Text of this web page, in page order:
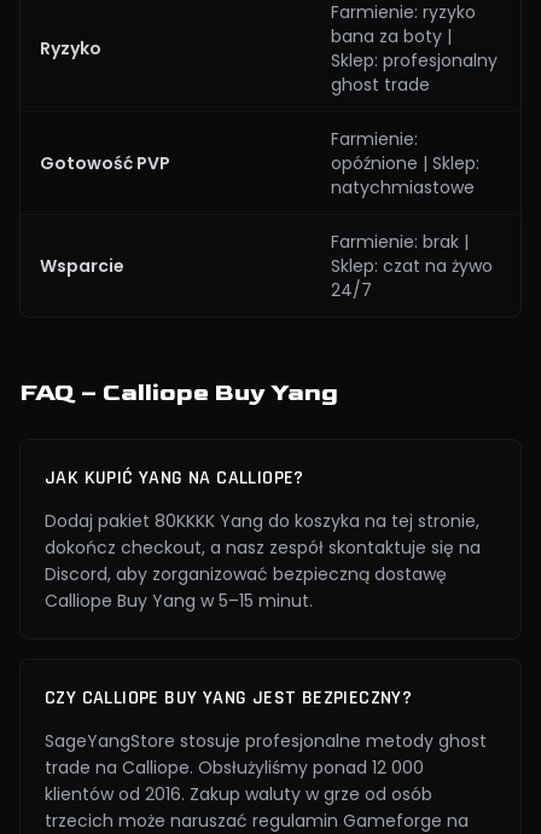
Ryzyko
Farmienie: ryzyko
bana za boty |
Sklep: profesjonalny
ghost trade
Gotowość PVP
Farmienie:
opóźnione | Sklep:
natychmiastowe
Wsparcie
Farmienie: brak |
Sklep: czat na żywo
24/7
FAQ – Calliope Buy Yang
JAK KUPIĆ YANG NA CALLIOPE?
Dodaj pakiet 80KKKK Yang do koszyka na tej stronie,
dokończ checkout, a nasz zespół skontaktuje się na
Discord, aby zorganizować bezpieczną dostawę
Calliope Buy Yang w 5–15 minut.
CZY CALLIOPE BUY YANG JEST BEZPIECZNY?
SageYangStore stosuje profesjonalne metody ghost
trade na Calliope. Obsłużyliśmy ponad 12 000
klientów od 2016. Zakup waluty w grze od osób
trzecich może naruszać regulamin Gameforge na